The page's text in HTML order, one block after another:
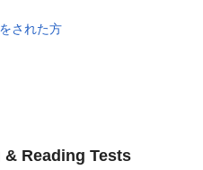
された方
Reading Tests